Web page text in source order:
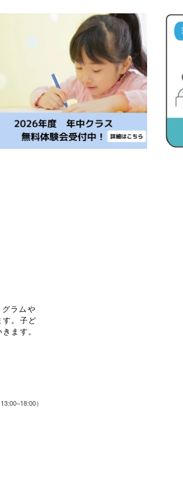
ラムや
。 子ど
ます。
13:00~18:00）